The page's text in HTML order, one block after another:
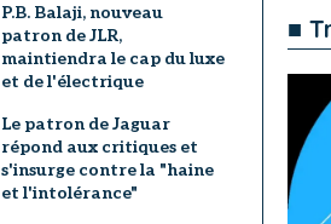
P.B. Balaji, nouveau
patron de JLR,
maintiendra le cap du luxe
et de l'électrique
Le patron de Jaguar
répond aux critiques et
s'insurge contre la "haine
et l'intolérance"
■